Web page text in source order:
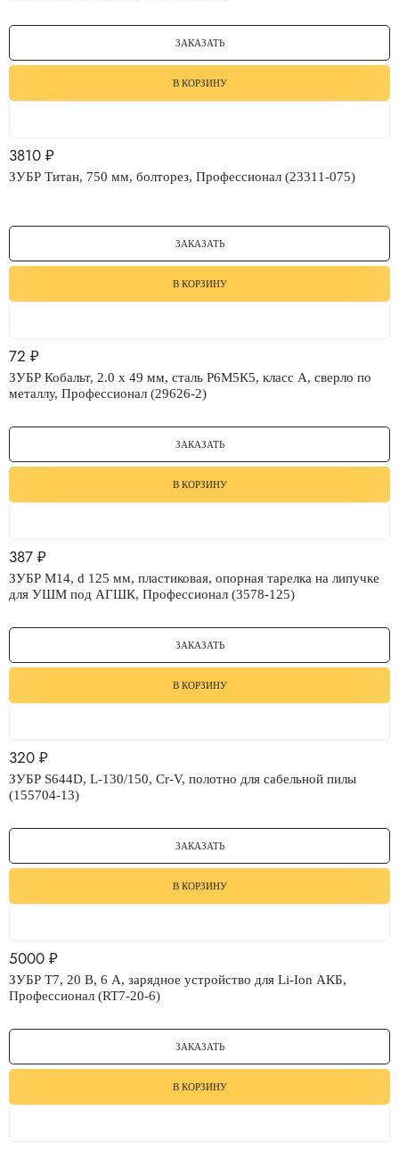
ЗАКАЗАТЬ
В КОРЗИНУ
3810 ₽
ЗУБР Титан, 750 мм, болторез, Профессионал (23311-075)
ЗАКАЗАТЬ
В КОРЗИНУ
72 ₽
ЗУБР Кобальт, 2.0 х 49 мм, сталь Р6М5К5, класс А, сверло по
металлу, Профессионал (29626-2)
ЗАКАЗАТЬ
В КОРЗИНУ
387 ₽
ЗУБР М14, d 125 мм, пластиковая, опорная тарелка на липучке
для УШМ под АГШК, Профессионал (3578-125)
ЗАКАЗАТЬ
В КОРЗИНУ
320 ₽
ЗУБР S644D, L-130/150, Cr-V, полотно для сабельной пилы
(155704-13)
ЗАКАЗАТЬ
В КОРЗИНУ
5000 ₽
ЗУБР T7, 20 В, 6 А, зарядное устройство для Li-Ion АКБ,
Профессионал (RT7-20-6)
ЗАКАЗАТЬ
В КОРЗИНУ